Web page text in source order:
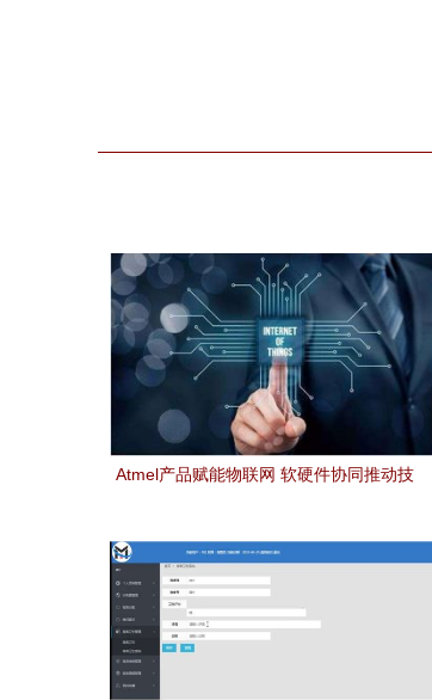
Atmel产品赋能物联网 软硬件协同推动技